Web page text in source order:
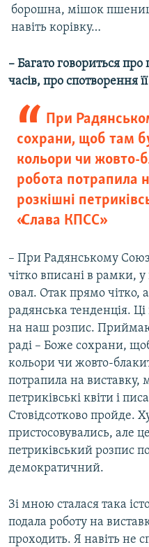
борошна, мішок
навіть корівку…
– Багато говориться
часів, про спотворення
При
сохрани, щоб там
кольори чи жовто-
робота потрапила
розкішні
«Слава КПСС»
– При Радянському
чітко вписані в рамки,
овал. Отак прямо чітко,
радянська тенденція.
на наш розпис.
раді – Боже сохрани,
кольори чи жовто-
потрапила на виставку,
петриківські квіти і
Стовідсотково пройде.
пристосовувались, але
петриківський розпис
демократичний.
Зі мною сталася така
подала роботу на
проходить. Я навіть не